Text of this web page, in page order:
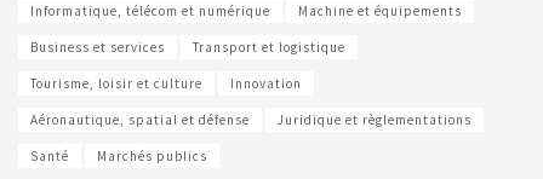
Informatique, télécom et numérique Machine et équipements
Business et services Transport et logistique
Tourisme, loisir et culture Innovation
Aéronautique, spatial et défense Juridique et règlementations
Santé Marchés publics